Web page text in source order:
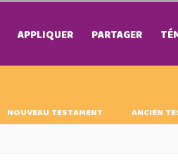
APPLIQUER PARTAGER
NOUVEAU TESTAMENT ANCIEN